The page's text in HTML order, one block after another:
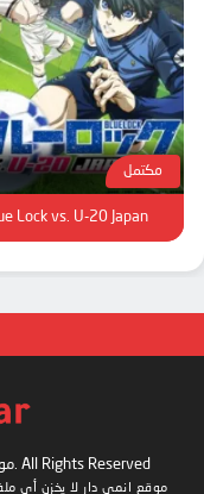
مكتمل
Lock vs. U-20 Japan
Copyright © 2026 Animedar | موقع انمي دار. All Rights Reserved
Animedar | موقع انمي دار لا يخزن أي